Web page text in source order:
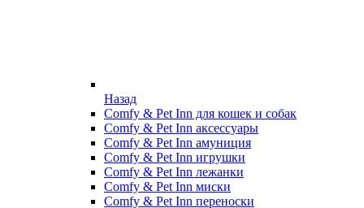
Назад
Comfy & Pet Inn для кошек и собак
Comfy & Pet Inn аксессуары
Comfy & Pet Inn амуниция
Comfy & Pet Inn игрушки
Comfy & Pet Inn лежанки
Comfy & Pet Inn миски
Comfy & Pet Inn переноски